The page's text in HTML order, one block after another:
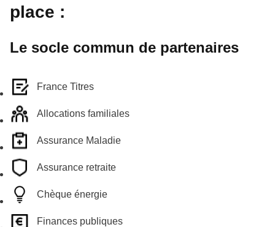
place :
Le socle commun de partenaires
France Titres
Allocations familiales
Assurance Maladie
Assurance retraite
Chèque énergie
Finances publiques